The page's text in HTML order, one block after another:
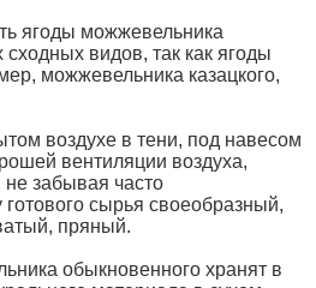
ягоды можжевельника
видов, так как ягоды
можжевельника казацкого,
воздухе в тени, под навесом
вентиляции воздуха,
не забывая часто
сырья своеобразный,
пряный.
обыкновенного хранят в